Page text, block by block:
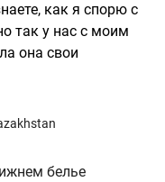
как я спорю с
так у нас с моим
она свои
белье